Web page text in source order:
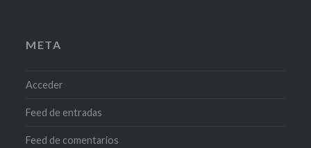
META
Acceder
Feed de entradas
Feed de comentarios